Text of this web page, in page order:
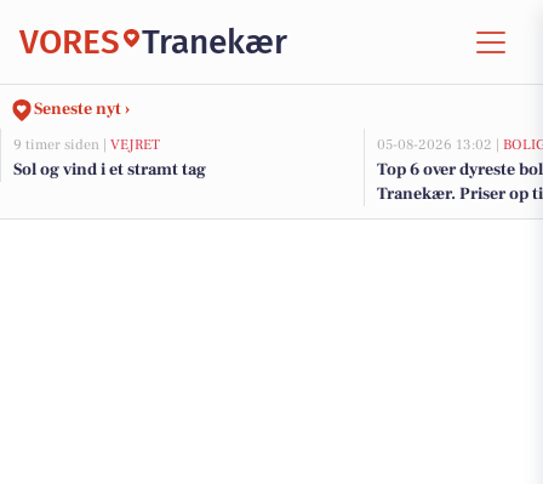
VORES Tranekær
Seneste nyt ›
9 timer siden | VEJRET
Sol og vind i et stramt tag
05-08-2026 13:02 |
Top 6 over dyreste
Tranekær. Priser op